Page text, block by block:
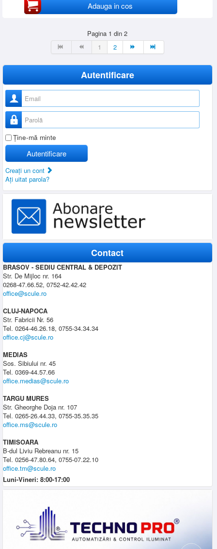
Adauga in cos
Pagina 1 din 2
1
2
Autentificare
Nume utilizator
Parolă
Ţine-mă minte
Autentificare
Creaţi un cont
Aţi uitat parola?
Contact
BRASOV - SEDIU CENTRAL & DEPOZIT
Str. De Mijloc nr. 164
0268-47.66.52, 0752-42.42.42
office@scule.ro
CLUJ-NAPOCA
Str. Fabricii Nr. 56
Tel. 0264-46.26.18, 0755-34.34.34
office.cj@scule.ro
MEDIAS
Sos. Sibiului nr. 45
Tel. 0369-44.57.66
office.medias@scule.ro
TARGU MURES
Str. Gheorghe Doja nr. 107
Tel. 0265-26.44.33, 0755-35.35.35
office.ms@scule.ro
TIMISOARA
B-dul Liviu Rebreanu nr. 15
Tel. 0256-47.80.64, 0755-07.22.10
office.tm@scule.ro
Luni-Vineri: 8:00-17:00